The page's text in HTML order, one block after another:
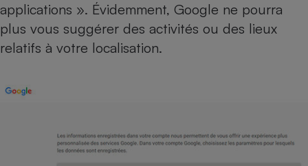
applications ». Évidemment, Google ne pourra
plus vous suggérer des activités ou des lieux
relatifs à votre localisation.